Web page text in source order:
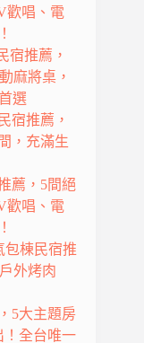
歡唱、電
宿推薦，
麻將桌，
選
宿推薦，
，充滿生
薦，5間絕
歡唱、電
包棟民宿推
外烤肉
5大主題房
！全台唯一